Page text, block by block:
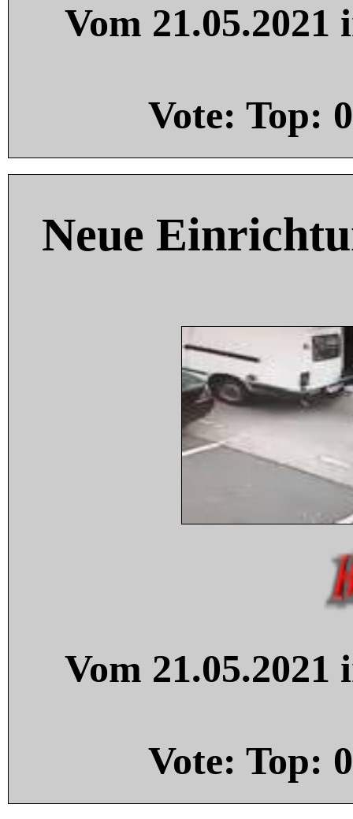
Vom
Vote: Top: 0
Neue
Vom
Vote: Top: 0